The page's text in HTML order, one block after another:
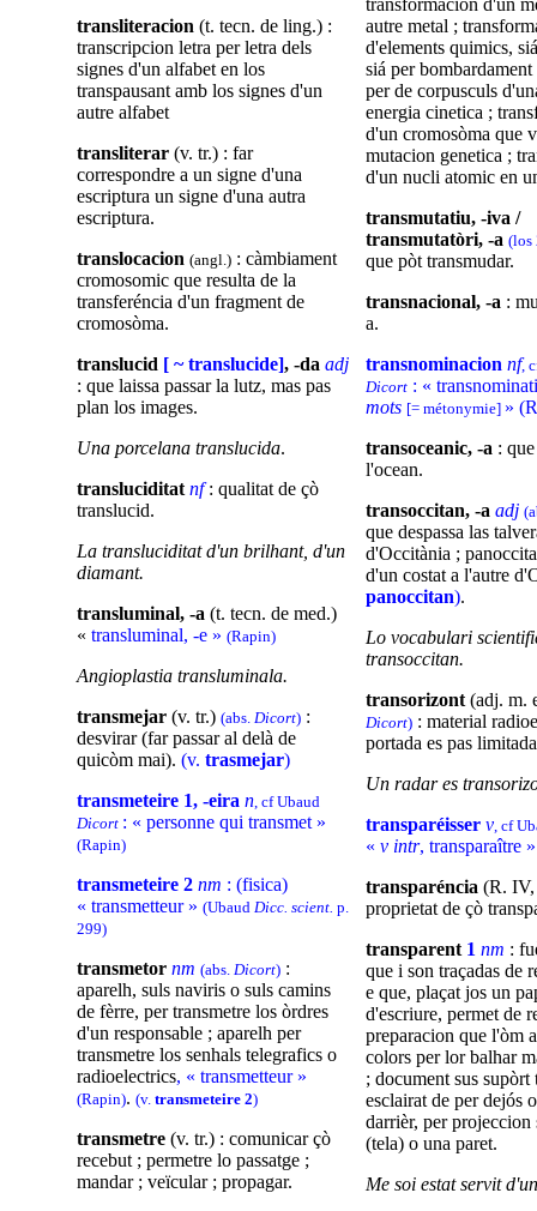
transliteracion (t. tecn. de ling.) :
transcripcion letra per letra dels
signes d'un alfabet en los
transpausant amb los signes d'un
autre alfabet
transliterar (v. tr.) : far
correspondre a un signe d'una
escriptura un signe d'una autra
escriptura.
translocacion (angl.) : càmbiament
cromosomic que resulta de la
transferéncia d'un fragment de
cromosòma.
translucid [ ~ translucide], -da adj
: que laissa passar la lutz, mas pas
plan los images.
Una porcelana translucida.
transluciditat nf: qualitat de çò
translucid.
La transluciditat d'un brilhant, d'un
diamant.
transluminal, -a (t. tecn. de med.)
« transluminal, -e » (Rapin)
Angioplastia transluminala.
transmejar (v. tr.) (abs. Dicort) :
desvirar (far passar al delà de
quicòm mai). (v. trasmejar)
transmeteire 1, -eira n, cf Ubaud
Dicort : « personne qui transmet »
(Rapin)
transmeteire 2 nm : (fisica)
« transmetteur » (Ubaud Dicc. scient. p.
299)
transmetor nm (abs. Dicort) :
aparelh, suls naviris o suls camins
de fèrre, per transmetre los òrdres
d'un responsable ; aparelh per
transmetre los senhals telegrafics o
radioelectrics, « transmetteur »
(Rapin). (v. transmeteire 2)
transmetre (v. tr.) : comunicar çò
recebut ; permetre lo passatge ;
mandar ; veïcular ; propagar.
transformacion d'un
autre metal ;
d'elements quimics,
siá per bombardament
per de corpusculs
energia cinetica ;
d'un cromosòma que
mutacion genetica ;
d'un nucli atomic en
transmutatiu, -iva /
transmutatòri, -a (los
que pòt transmudar.
transnacional, -a :
a.
transnominacion nf,
Dicort : «
mots [= métonymie] »
transoceanic, -a :
l'ocean.
transoccitan, -a adj
que despassa las
d'Occitània ;
d'un costat a l'autre
panoccitan).
Lo vocabulari
transoccitan.
transorizont (adj. m.
Dicort) : material
portada es pas
Un radar es
transparéisser v, cf
« v intr, transparaître
transparéncia (R.
proprietat de çò
transparent 1 nm :
que i son traçadas de
e que, plaçat jos un
d'escriure, permet de
preparacion que l'òm
colors per lor balhar
; document sus supòrt
esclairat de per dejós
darrièr, per projeccion
(tela) o una paret.
Me soi estat servit